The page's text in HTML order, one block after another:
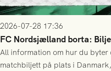
2026-07-28 17:36
FC Nordsjælland borta:
All information om hur du byter
matchbiljett på plats i